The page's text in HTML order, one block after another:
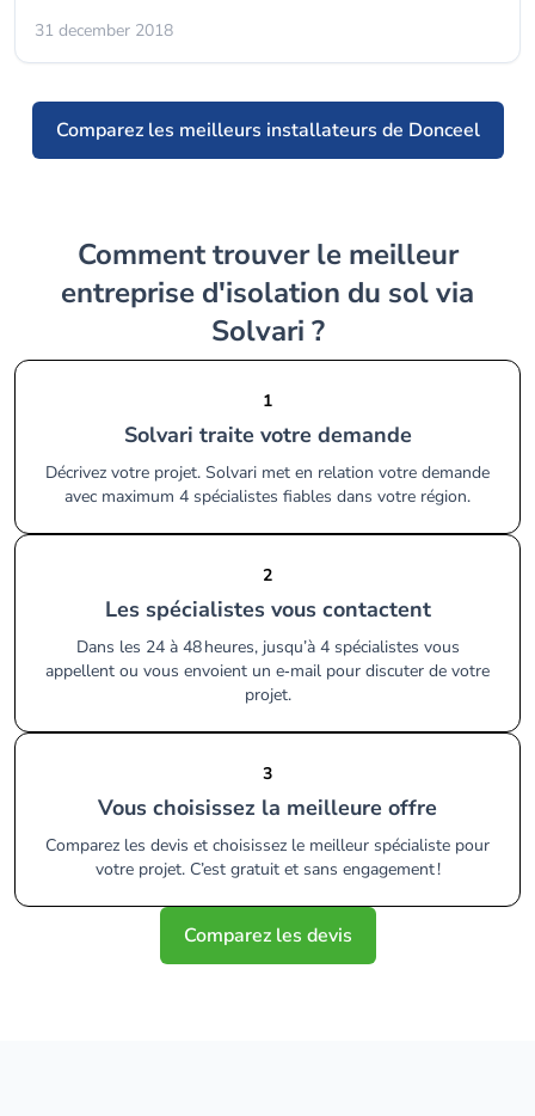
31 december 2018
Comparez les meilleurs installateurs de Donceel
Comment trouver le meilleur
entreprise d'isolation du sol via
Solvari ?
1
Solvari traite votre demande
Décrivez votre projet. Solvari met en relation votre demande
avec maximum 4 spécialistes fiables dans votre région.
2
Les spécialistes vous contactent
Dans les 24 à 48 heures, jusqu’à 4 spécialistes vous
appellent ou vous envoient un e‑mail pour discuter de votre
projet.
3
Vous choisissez la meilleure offre
Comparez les devis et choisissez le meilleur spécialiste pour
votre projet. C’est gratuit et sans engagement !
Comparez les devis